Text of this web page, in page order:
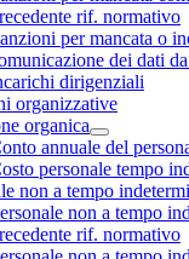
rif. normativo
per mancata o
dei dati
dirigenziali
organizzative
organica
annuale del
personale tempo
non a tempo
non a tempo
rif. normativo